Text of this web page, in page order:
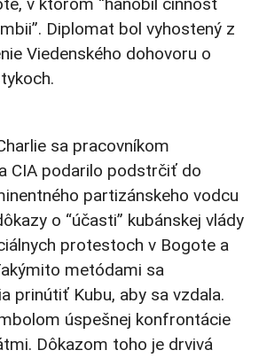
Diplomat bol vyhostený z
Viedenského dohovoru o
sa pracovníkom
CIA podarilo podstrčiť do
partizánskeho vodcu
o “účasti” kubánskej vlády
protestoch v Bogote a
metódami sa
prinútiť Kubu, aby sa vzdala.
úspešnej konfrontácie
Dôkazom toho je drvivá